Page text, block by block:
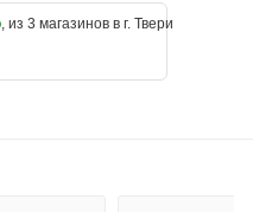
, из 3 магазинов в г. Твери